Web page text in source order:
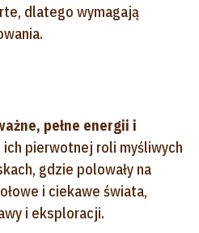
dlatego wymagają
pełne energii i
ich pierwotnej roli myśliwych
gdzie polowały na
i ciekawe świata,
i eksploracji.